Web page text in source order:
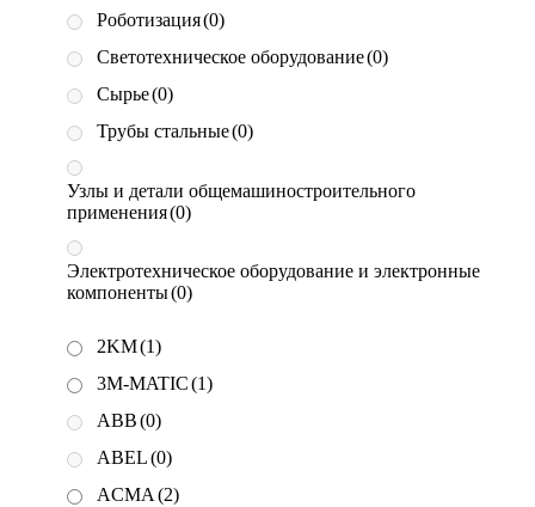
Роботизация(0)
Светотехническое оборудование(0)
Сырье(0)
Трубы стальные(0)
Узлы и детали общемашиностроительного
применения(0)
Электротехническое оборудование и электронные
компоненты(0)
2KM(1)
3M-MATIC(1)
ABB(0)
ABEL(0)
ACMA (2)